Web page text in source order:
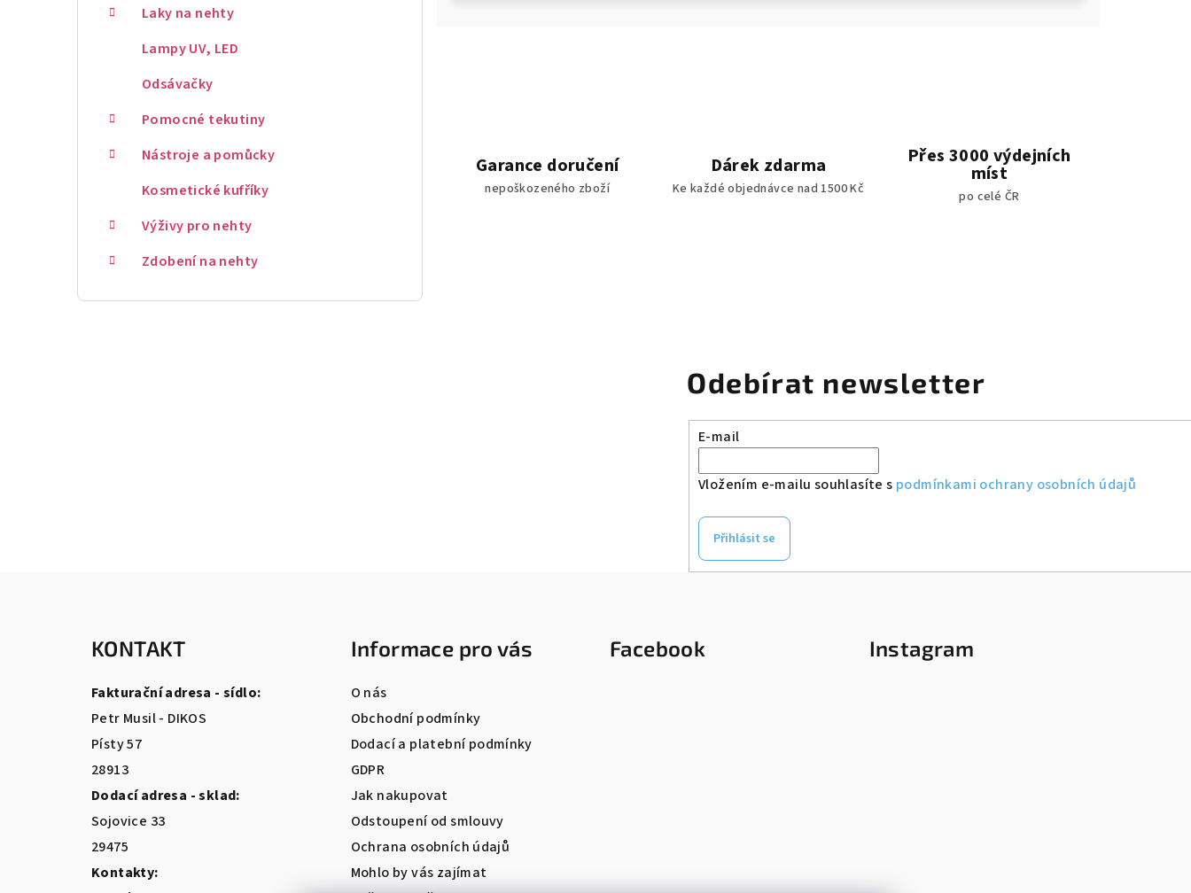
Laky na nehty
Lampy UV, LED
Odsávačky
Pomocné tekutiny
Nástroje a pomůcky
Kosmetické kufříky
Výživy pro nehty
Zdobení na nehty
Garance doručení
nepoškozeného zboží
Dárek zdarma
Ke každé objednávce nad 1500 Kč
Přes 3000 výdejních
míst
po celé ČR
Odebírat newsletter
E-mail
Vložením e-mailu souhlasíte s podmínkami ochrany osobních údajů
Přihlásit se
KONTAKT
Fakturační adresa - sídlo:
Petr Musil - DIKOS
Písty 57
28913
Dodací adresa - sklad:
Sojovice 33
29475
Kontakty:
Informace pro vás
O nás
Obchodní podmínky
Dodací a platební podmínky
GDPR
Jak nakupovat
Odstoupení od smlouvy
Ochrana osobních údajů
Mohlo by vás zajímat
Facebook Instagram